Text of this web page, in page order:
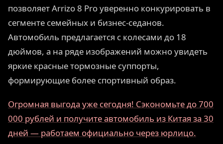
позволяет Arrizo 8 Pro уверенно конкурировать в
сегменте семейных и бизнес-седанов.
Автомобиль предлагается с колесами до 18
дюймов, а на ряде изображений можно увидеть
яркие красные тормозные суппорты,
формирующие более спортивный образ.
Огромная выгода уже сегодня! Сэкономьте до 700
000 рублей и получите автомобиль из Китая за 30
дней — работаем официально через юрлицо.